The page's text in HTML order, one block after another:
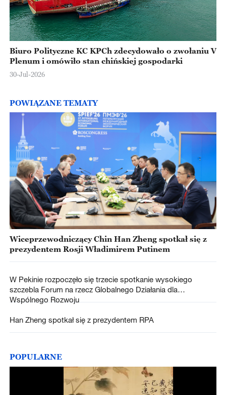
Biuro Polityczne KC KPCh zdecydowało o zwołaniu V
Plenum i omówiło stan chińskiej gospodarki
30-Jul-2026
POWIĄZANE TEMATY
Wiceprzewodniczący Chin Han Zheng spotkał się z
prezydentem Rosji Władimirem Putinem
W Pekinie rozpoczęło się trzecie spotkanie wysokiego
szczebla Forum na rzecz Globalnego Działania dla
Wspólnego Rozwoju
Han Zheng spotkał się z prezydentem RPA
POPULARNE